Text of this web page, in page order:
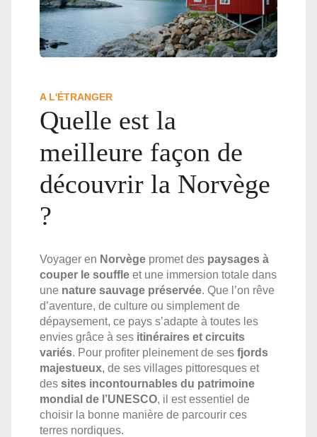
A L'ÉTRANGER
Quelle est la
meilleure façon de
découvrir la Norvège
?
Voyager en Norvège promet des paysages à
couper le souffle et une immersion totale dans
une nature sauvage préservée. Que l’on rêve
d’aventure, de culture ou simplement de
dépaysement, ce pays s’adapte à toutes les
envies grâce à ses itinéraires et circuits
variés. Pour profiter pleinement de ses fjords
majestueux, de ses villages pittoresques et
des sites incontournables du patrimoine
mondial de l’UNESCO, il est essentiel de
choisir la bonne manière de parcourir ces
terres nordiques.